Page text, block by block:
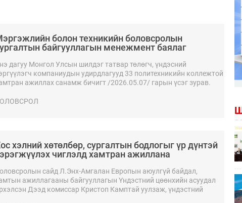
болон техникийн боловсролын
байгууллагын менежмент баялаг
дагуу Монгол Улсын шилдэг татвар төлөгч, үндэсний
компаниудын удирдлагууд 33 политехникийн коллежтой
ажиллах санамж бичигт /2026.05.07/ гарын үсэг зурав.
хэлний хөтөлбөр, сургалтын бодлогыг үр дүнтэй
чиглэлд хамтран ажиллана
сайд Л.Энх-Амгалан Европын аюулгүй байдал,
ажиллагааны байгууллагын Үндэстний цөөнхийн асуудал
Дээд комиссар Кристоп Камптай уулзаж, үндэстний